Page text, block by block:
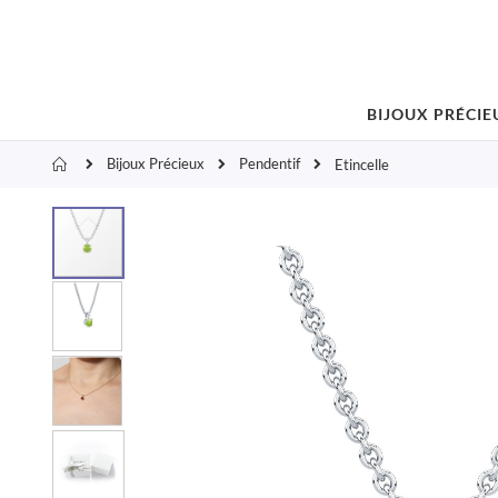
BIJOUX
AccueilBijoux Précieux Pendentif Etincelle
Skip
end
images
gallery